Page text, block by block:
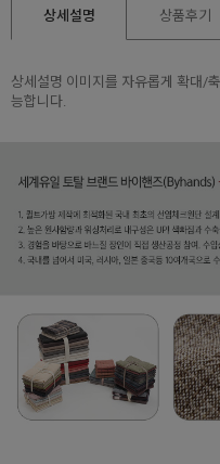
상세설명 상품후기
상세설명 이미지를 자유롭게 확대/
능합니다.